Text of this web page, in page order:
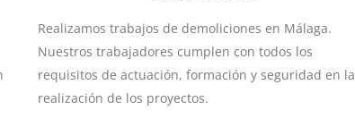
Realizamos trabajos de demoliciones en Málaga.
Nuestros trabajadores cumplen con todos los
requisitos de actuación, formación y seguridad en la
realización de los proyectos.